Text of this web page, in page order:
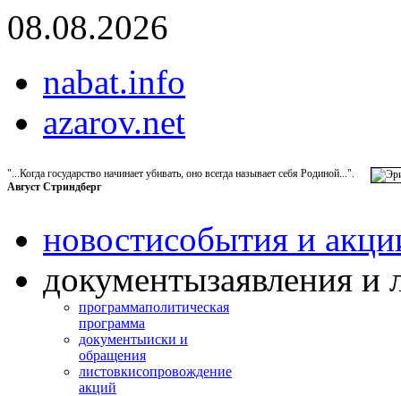
08.08.2026
nabat.info
azarov.net
"...Когда государство начинает убивать, оно всегда называет себя Родиной...".
Август Стриндберг
новостисобытия и
документызаявления и
программаполитическая
программа
документыиски и
обращения
листовкисопровождение
акций